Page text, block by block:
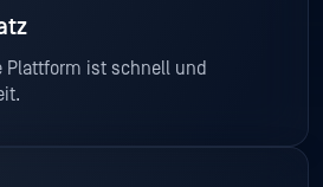
Plattform ist schnell und